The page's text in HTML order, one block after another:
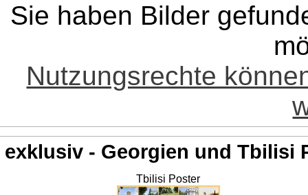
Sie haben Bilder
Nutzungsrechte
exklusiv - Georgien und Tbilisi
Tbilisi Poster